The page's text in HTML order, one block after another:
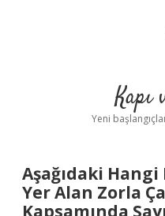
Kapı
Yeni
Aşağıdaki
Yer Alan Zorla
Kapsamında